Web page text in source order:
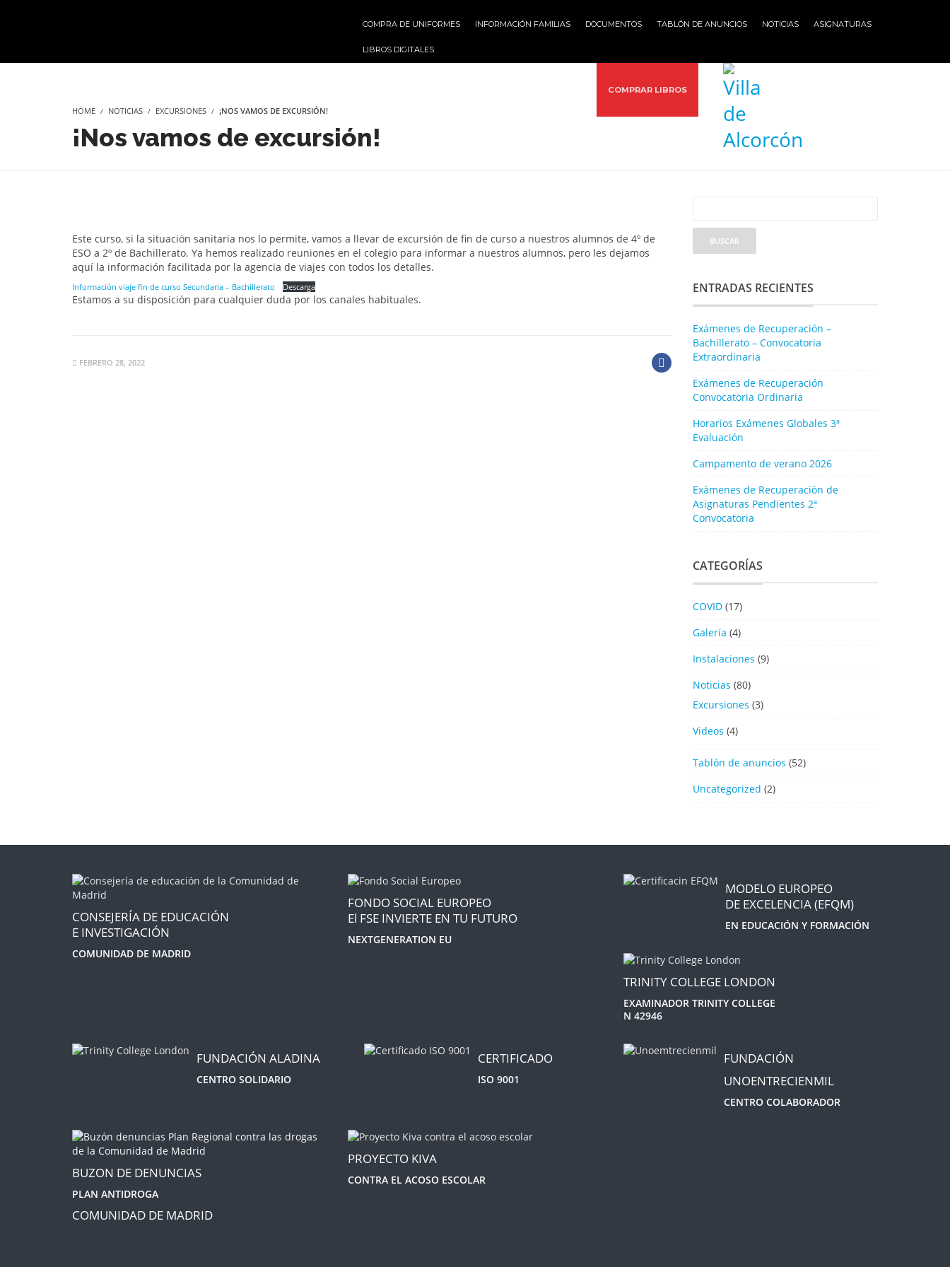
COMPRA DE UNIFORMES INFORMACIÓN FAMILIAS DOCUMENTOS TABLÓN DE ANUNCIOS NOTICIAS ASIGNATURAS
LIBROS DIGITALES
COMPRAR LIBROS
HOME NOTICIAS EXCURSIONES ¡NOS VAMOS DE EXCURSIÓN!
¡Nos vamos de excursión!
Este curso, si la situación sanitaria nos lo permite, vamos a llevar de excursión de fin de curso a nuestros alumnos de 4º de
ESO a 2º de Bachillerato. Ya hemos realizado reuniones en el colegio para informar a nuestros alumnos, pero les dejamos
aquí la información facilitada por la agencia de viajes con todos los detalles.
Información viaje fin de curso Secundaria – Bachillerato Descarga
Estamos a su disposición para cualquier duda por los canales habituales.
FEBRERO 28, 2022
ENTRADAS RECIENTES
Exámenes de Recuperación –
Bachillerato – Convocatoria
Extraordinaria
Exámenes de Recuperación
Convocatoria Ordinaria
Horarios Exámenes Globales 3ª
Evaluación
Campamento de verano 2026
Exámenes de Recuperación de
Asignaturas Pendientes 2ª
Convocatoria
CATEGORÍAS
COVID(17)
Galería (4)
Instalaciones (9)
Noticias (80)
Excursiones (3)
Videos (4)
Tablón de anuncios (52)
Uncategorized (2)
CONSEJERÍA DE EDUCACIÓN
E INVESTIGACIÓN
COMUNIDAD DE MADRID
FONDO SOCIAL EUROPEO
El FSE INVIERTE EN TU FUTURO
NEXTGENERATION EU
MODELO EUROPEO
DE EXCELENCIA (EFQM)
EN EDUCACIÓN Y FORMACIÓN
TRINITY COLLEGE LONDON
EXAMINADOR TRINITY COLLEGE
N 42946
FUNDACIÓN ALADINA
CENTRO SOLIDARIO
CERTIFICADO
ISO 9001
FUNDACIÓN
UNOENTRECIENMIL
CENTRO COLABORADOR
BUZON DE DENUNCIAS
PLAN ANTIDROGA
COMUNIDAD DE MADRID
PROYECTO KIVA
CONTRA EL ACOSO ESCOLAR